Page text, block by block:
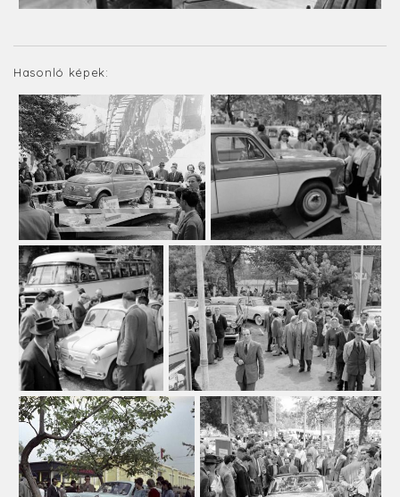
Hasonló képek: